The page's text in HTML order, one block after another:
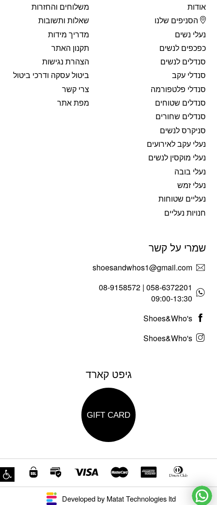
אודות
הסניפים שלנו
נעלי נשים
כפכפים לנשים
סנדלים לנשים
סנדלי עקב
סנדלי פלטפורמה
סנדלים שטוחים
סנדלים שחורים
סניקרס לנשים
נעלי עקב לאירועים
נעלי מוקסין לנשים
נעלי בובה
נעלי זמש
נעליים שטוחות
חנויות נעליים
משלוחים והחזרות
שאלות ותשובות
מדריך מידות
תקנון האתר
הצהרת נגישות
ביטול עסקה ודרכי ביטול
צרי קשר
מפת אתר
שמרי על קשר
shoesandwhos1@gmail.com
058-6372201 | 08-9158572
09:00-13:30
Shoes&Who's
Shoes&Who's
גיפט קארד
GIFT CARD
Developed by Matat Technologies ltd